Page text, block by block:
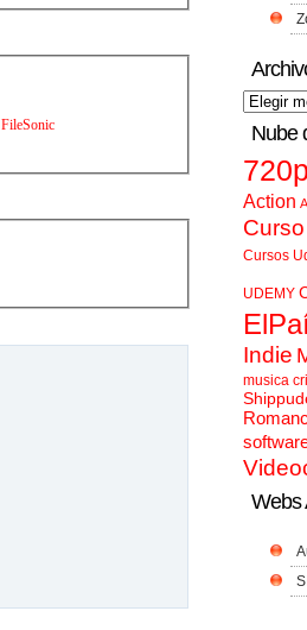
FileSonic Nube
Action
Cursos
UDEMY
Indie
musica
Webs